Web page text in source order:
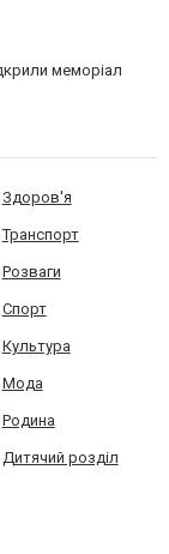
меморіал
Здоров'я
Транспорт
Розваги
Спорт
Культура
Мода
Родина
Дитячий розділ